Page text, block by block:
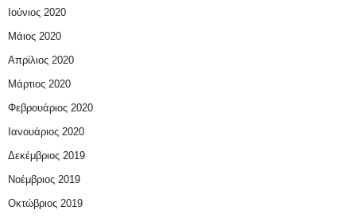
Ιούνιος 2020
Μάιος 2020
Απρίλιος 2020
Μάρτιος 2020
Φεβρουάριος 2020
Ιανουάριος 2020
Δεκέμβριος 2019
Νοέμβριος 2019
Οκτώβριος 2019